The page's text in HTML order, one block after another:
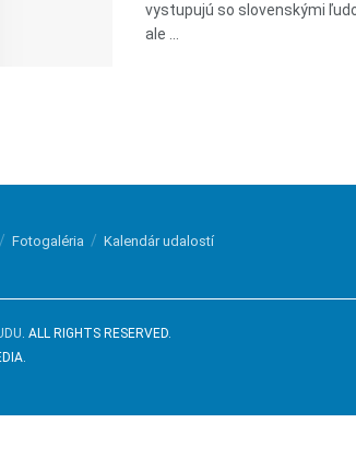
vystupujú so slovenskými
ale ...
Fotogaléria Kalendár udalostí
. ALL RIGHTS RESERVED.